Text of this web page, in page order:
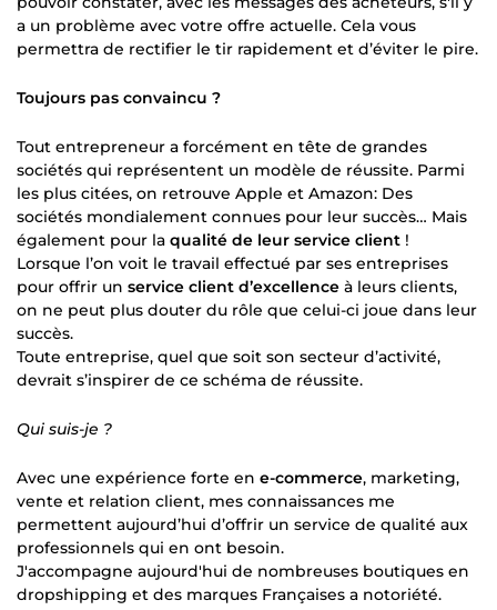
a un problème avec votre offre actuelle. Cela vous
permettra de rectifier le tir rapidement et d’éviter le pire.
Toujours pas convaincu ?
Tout entrepreneur a forcément en tête de grandes
sociétés qui représentent un modèle de réussite. Parmi
les plus citées, on retrouve Apple et Amazon: Des
sociétés mondialement connues pour leur succès… Mais
également pour la qualité de leur service client !
Lorsque l’on voit le travail effectué par ses entreprises
pour offrir un service client d’excellence à leurs clients,
on ne peut plus douter du rôle que celui-ci joue dans leur
succès.
Toute entreprise, quel que soit son secteur d’activité,
devrait s’inspirer de ce schéma de réussite.
Qui suis-je ?
Avec une expérience forte en e-commerce, marketing,
vente et relation client, mes connaissances me
permettent aujourd’hui d’offrir un service de qualité aux
professionnels qui en ont besoin.
J'accompagne aujourd'hui de nombreuses boutiques en
dropshipping et des marques Françaises a notoriété.